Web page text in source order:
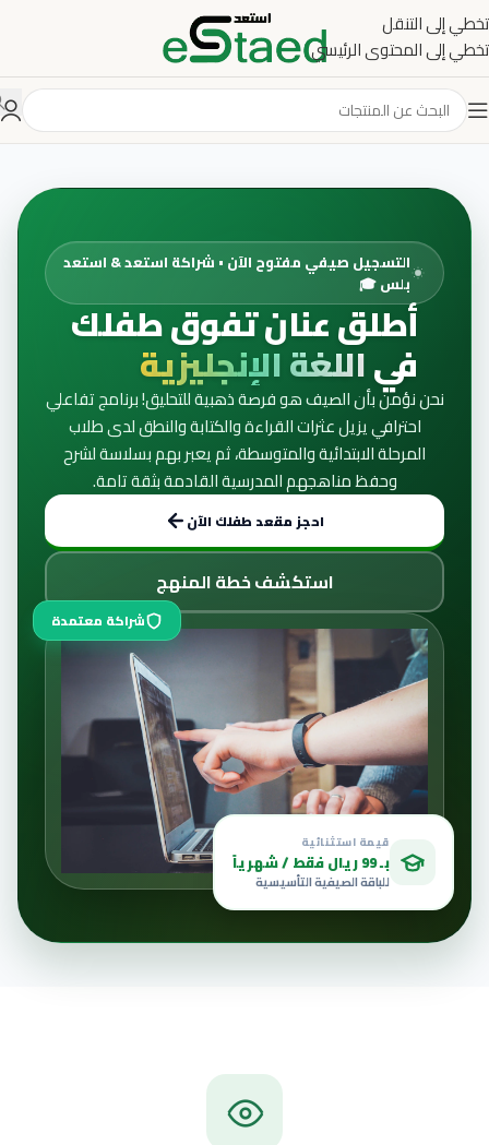
تخطي إلى التنقل
تخطي إلى المحتوى الرئيسي
التسجيل صيفي مفتوح الآن • شراكة استعد & استعد
بلس 🎓
أطلق عنان تفوق طفلك
فياللغة الإنجليزية
نحن نؤمن بأن الصيف هو فرصة ذهبية للتحليق! برنامج تفاعلي
احترافي يزيل عثرات القراءة والكتابة والنطق لدى طلاب
المرحلة الابتدائية والمتوسطة، ثم يعبر بهم بسلاسة لشرح
وحفظ مناهجهم المدرسية القادمة بثقة تامة.
احجز مقعد طفلك الآن
استكشف خطة المنهج
شراكة معتمدة
قيمة استثنائية
بـ 99 ريال فقط / شهرياً
للباقة الصيفية التأسيسية